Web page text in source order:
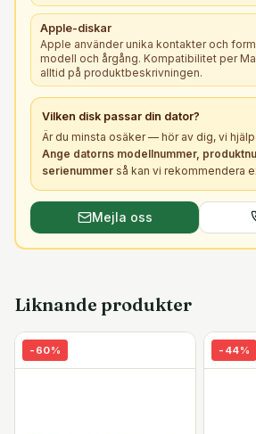
Apple-diskar
Apple använder unika kontakter och
modell och årgång. Kompatibilitet per
alltid på produktbeskrivningen.
Vilken disk passar din dator?
Är du minsta osäker — hör av dig, vi
Ange datorns modellnummer,
serienummer så kan vi rekommendera
Mejla oss
Liknande produkter
- 60% - 44%